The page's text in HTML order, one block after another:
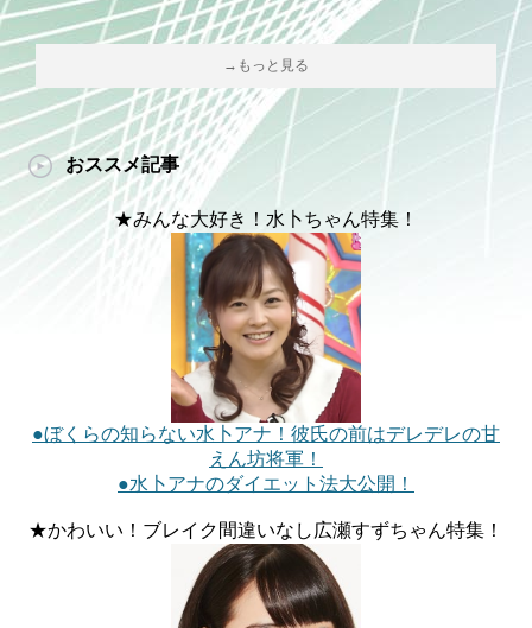
→もっと見る
おススメ記事
★みんな大好き！水卜ちゃん特集！
●ぼくらの知らない水卜アナ！彼氏の前はデレデレの甘
えん坊将軍！
●水卜アナのダイエット法大公開！
★かわいい！ブレイク間違いなし広瀬すずちゃん特集！